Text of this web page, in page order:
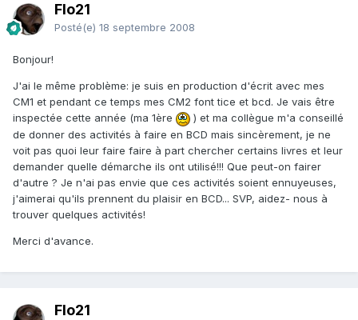
Flo21
Posté(e) 18 septembre 2008
Bonjour!
J'ai le même problème: je suis en production d'écrit avec mes
CM1 et pendant ce temps mes CM2 font tice et bcd. Je vais être
inspectée cette année (ma 1ère
) et ma collègue m'a conseillé
de donner des activités à faire en BCD mais sincèrement, je ne
voit pas quoi leur faire faire à part chercher certains livres et leur
demander quelle démarche ils ont utilisé!!! Que peut-on fairer
d'autre ? Je n'ai pas envie que ces activités soient ennuyeuses,
j'aimerai qu'ils prennent du plaisir en BCD... SVP, aidez- nous à
trouver quelques activités!
Merci d'avance.
Flo21